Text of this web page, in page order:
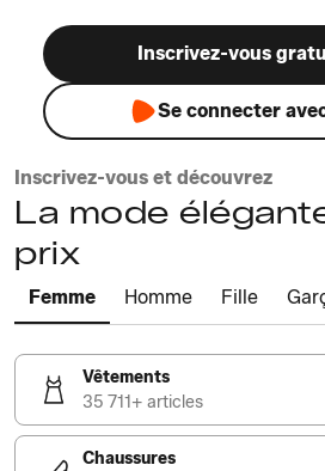
Inscrivez-vous
Se connecter
Inscrivez-vous et découvrez
La mode
prix
Femme Homme Fille
Vêtements
35 711+ articles
Chaussures